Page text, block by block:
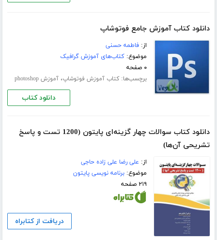
دانلود کتاب آموزش جامع فوتوشاپ
از:فاطمه حسنی
موضوع:کتاب‌های آموزش گرافیک
۰ صفحه
برچسب‌ها:کتاب آموزش فوتوشاپ،آموزش photoshop
دانلود کتاب
دانلود کتاب سوالات چهار گزینه‌ای پایتون (1200 تست و پاسخ
تشریحی آن‌ها)
از: علی رضا علی زاده حاجی
موضوع:برنامه نویسی پایتون
۲۱۹ صفحه
دریافت از کتابراه